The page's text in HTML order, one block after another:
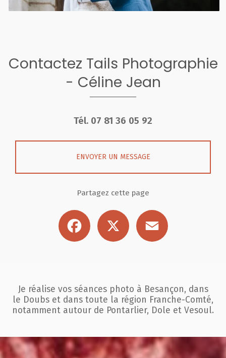
Contactez Tails Photographie
- Céline Jean
Tél. 07 81 36 05 92
ENVOYER UN MESSAGE
Partagez cette page
Facebook
Je réalise vos séances photo à Besançon, dans
le Doubs et dans toute la région Franche-Comté,
notamment autour de Pontarlier, Dole et Vesoul.